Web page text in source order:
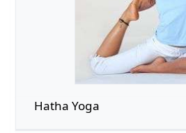
Hatha Yoga